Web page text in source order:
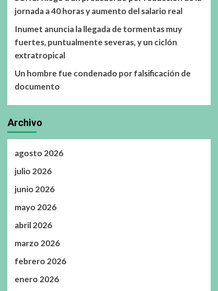
jornada a 40 horas y aumento del salario real
Inumet anuncia la llegada de tormentas muy
fuertes, puntualmente severas, y un ciclón
extratropical
Un hombre fue condenado por falsificación de
documento
Archivo
agosto 2026
julio 2026
junio 2026
mayo 2026
abril 2026
marzo 2026
febrero 2026
enero 2026